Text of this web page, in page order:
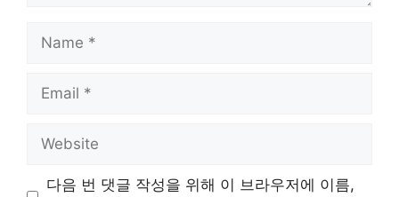
Name
Email
Website
다음 번 댓글 작성을 위해 이 브라우저에 이름,